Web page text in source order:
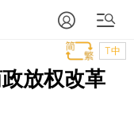
T中
放权改革